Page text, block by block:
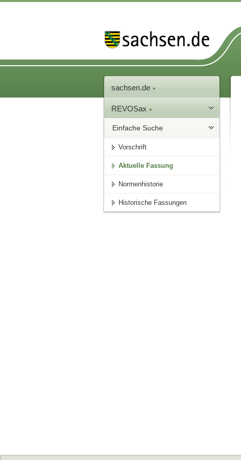
sachsen.de
REVOSax
Einfache Suche
Vorschrift
Aktuelle Fassung
Normenhistorie
Historische Fassungen